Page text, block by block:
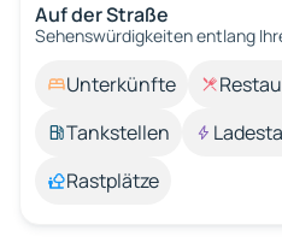
Auf der Straße
Sehenswürdigkeiten entlang
Unterkünfte
Tankstellen
Rastplätze